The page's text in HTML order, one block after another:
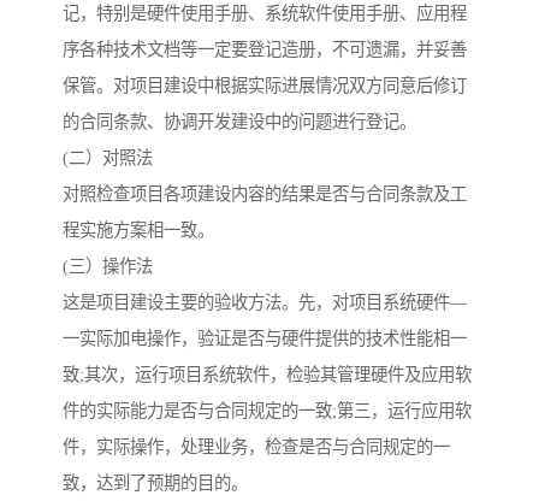
记，特别是硬件使用手册、系统软件使用手册、应用程
序各种技术文档等一定要登记造册，不可遗漏，并妥善
保管。对项目建设中根据实际进展情况双方同意后修订
的合同条款、协调开发建设中的问题进行登记。
(二）对照法
对照检查项目各项建设内容的结果是否与合同条款及工
程实施方案相一致。
(三）操作法
这是项目建设主要的验收方法。先，对项目系统硬件—
一实际加电操作，验证是否与硬件提供的技术性能相一
致;其次，运行项目系统软件，检验其管理硬件及应用软
件的实际能力是否与合同规定的一致;第三，运行应用软
件，实际操作，处理业务，检查是否与合同规定的一
致，达到了预期的目的。